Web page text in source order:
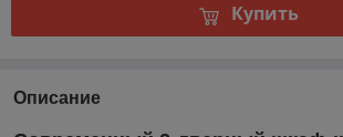
Купить
Описание